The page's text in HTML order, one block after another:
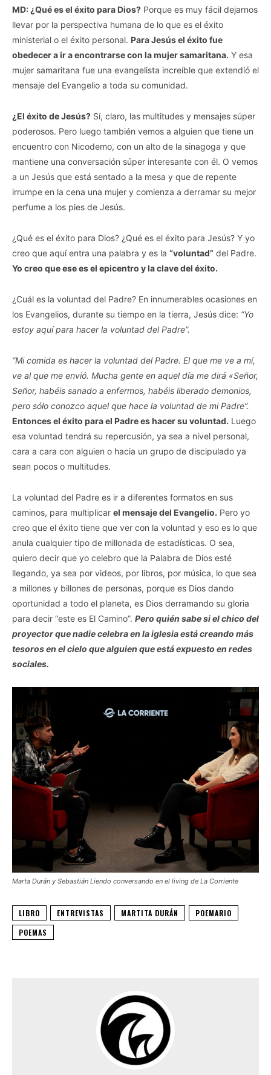
MD: ¿Qué es el éxito para Dios? Porque es muy fácil dejarnos
llevar por la perspectiva humana de lo que es el éxito
ministerial o el éxito personal. Para Jesús el éxito fue
obedecer a ir a encontrarse con la mujer samaritana. Y esa
mujer samaritana fue una evangelista increíble que extendió el
mensaje del Evangelio a toda su comunidad.
¿El éxito de Jesús? Sí, claro, las multitudes y mensajes súper
poderosos. Pero luego también vemos a alguien que tiene un
encuentro con Nicodemo, con un alto de la sinagoga y que
mantiene una conversación súper interesante con él. O vemos
a un Jesús que está sentado a la mesa y que de repente
irrumpe en la cena una mujer y comienza a derramar su mejor
perfume a los pies de Jesús.
¿Qué es el éxito para Dios? ¿Qué es el éxito para Jesús? Y yo
creo que aquí entra una palabra y es la “voluntad” del Padre.
Yo creo que ese es el epicentro y la clave del éxito.
¿Cuál es la voluntad del Padre? En innumerables ocasiones en
los Evangelios, durante su tiempo en la tierra, Jesús dice: “Yo
estoy aquí para hacer la voluntad del Padre”.
“Mi comida es hacer la voluntad del Padre. El que me ve a mí,
ve al que me envió. Mucha gente en aquel día me dirá «Señor,
Señor, habéis sanado a enfermos, habéis liberado demonios,
pero sólo conozco aquel que hace la voluntad de mi Padre”.
Entonces el éxito para el Padre es hacer su voluntad. Luego
esa voluntad tendrá su repercusión, ya sea a nivel personal,
cara a cara con alguien o hacia un grupo de discipulado ya
sean pocos o multitudes.
La voluntad del Padre es ir a diferentes formatos en sus
caminos, para multiplicar el mensaje del Evangelio. Pero yo
creo que el éxito tiene que ver con la voluntad y eso es lo que
anula cualquier tipo de millonada de estadísticas. O sea,
quiero decir que yo celebro que la Palabra de Dios esté
llegando, ya sea por videos, por libros, por música, lo que sea
a millones y billones de personas, porque es Dios dando
oportunidad a todo el planeta, es Dios derramando su gloria
para decir “este es El Camino”. Pero quién sabe si el chico del
proyector que nadie celebra en la iglesia está creando más
tesoros en el cielo que alguien que está expuesto en redes
sociales.
Marta Durán y Sebastián Liendo conversando en el living de La Corriente
LIBRO ENTREVISTAS MARTITA DURÁN
POEMARIO
POEMAS